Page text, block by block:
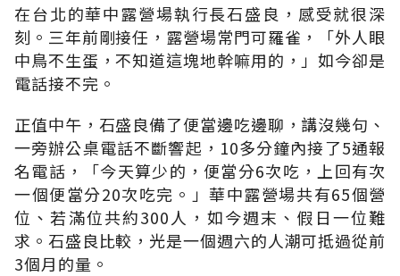
在台北的華中露營場執行長石盛良，感受就很深
刻。三年前剛接任，露營場常門可羅雀，「外人眼
中鳥不生蛋，不知道這塊地幹嘛用的，」如今卻是
電話接不完。
正值中午，石盛良備了便當邊吃邊聊，講沒幾句、
一旁辦公桌電話不斷響起，10多分鐘內接了5通報
名電話，「今天算少的，便當分6次吃，上回有次
一個便當分20次吃完。」華中露營場共有65個營
位、若滿位共約300人，如今週末、假日一位難
求。石盛良比較，光是一個週六的人潮可抵過從前
3個月的量。